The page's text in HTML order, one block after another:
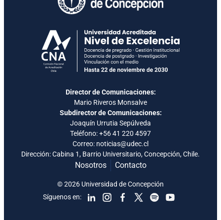
Director de Comunicaciones:
Mario Riveros Monsalve
Subdirector de Comunicaciones:
Joaquín Urrutia Sepúlveda
Teléfono:+56 41 220 4597
Correo: noticias@udec.cl
Dirección: Cabina 1, Barrio Universitario, Concepción, Chile.
Nosotros Contacto
Síguenos en:
© 2026 Universidad de Concepción